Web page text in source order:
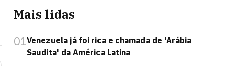
Mais lidas
01Venezuela já foi rica e chamada de 'Arábia
Saudita' da América Latina